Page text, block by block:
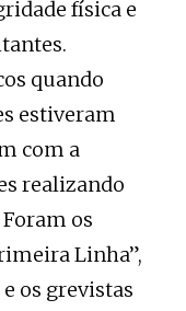
física e
quando
estiveram
com a
realizando
os
Linha”,
os grevistas